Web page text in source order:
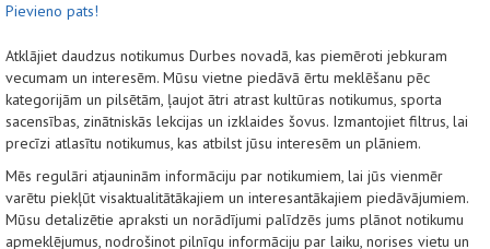
Pievieno pats!
Atklājiet daudzus notikumus Durbes novadā, kas piemēroti jebkuram
vecumam un interesēm. Mūsu vietne piedāvā ērtu meklēšanu pēc
kategorijām un pilsētām, ļaujot ātri atrast kultūras notikumus, sporta
sacensības, zinātniskās lekcijas un izklaides šovus. Izmantojiet filtrus, lai
precīzi atlasītu notikumus, kas atbilst jūsu interesēm un plāniem.
Mēs regulāri atjauninām informāciju par notikumiem, lai jūs vienmēr
varētu piekļūt visaktualitātākajiem un interesantākajiem piedāvājumiem.
Mūsu detalizētie apraksti un norādījumi palīdzēs jums plānot notikumu
apmeklējumus, nodrošinot pilnīgu informāciju par laiku, norises vietu un